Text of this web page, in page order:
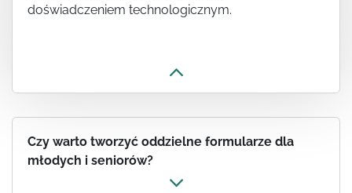
doświadczeniem technologicznym.
Czy warto tworzyć oddzielne formularze dla
młodych i seniorów?